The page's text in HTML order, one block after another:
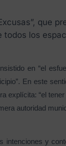
que
los
en “el
En este
explícita: “el
autoridad
intenciones y